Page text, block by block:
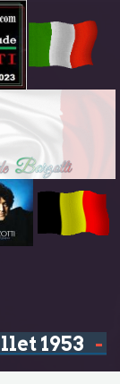
1953 -